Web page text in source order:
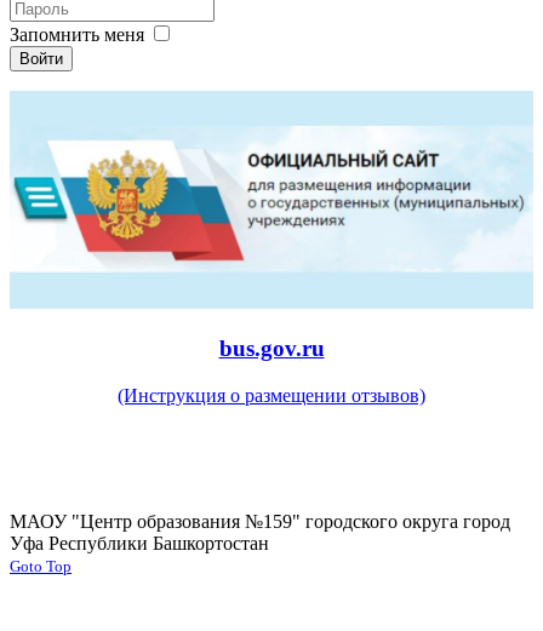
Запомнить меня
Войти
bus.gov.ru
(Инструкция о размещении отзывов)
МАОУ "Центр образования №159" городского округа город
Уфа Республики Башкортостан
Goto Top